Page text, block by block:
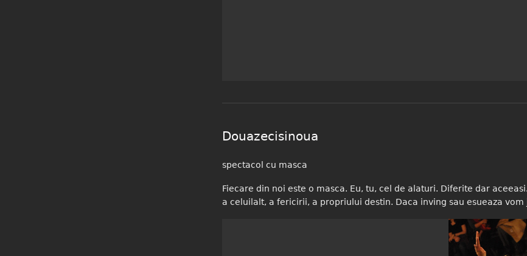
Douazecisinoua
spectacol cu masca
Fiecare din noi este o masca. Eu, tu, cel de alaturi. Diferite dar
a celuilalt, a fericirii, a propriului destin. Daca inving sau esueaza vom